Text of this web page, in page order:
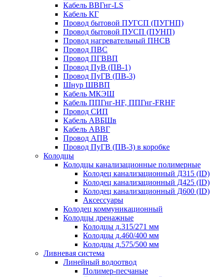
Кабель ВВГнг-LS
Кабель КГ
Провод бытовой ПУГСП (ПУГНП)
Провод бытовой ПУСП (ПУНП)
Провод нагревательный ПНСВ
Провод ПВС
Провод ПГВВП
Провод ПуВ (ПВ-1)
Провод ПуГВ (ПВ-3)
Шнур ШВВП
Кабель МКЭШ
Кабель ППГнг-HF, ППГнг-FRHF
Провод СИП
Кабель АВБШв
Кабель АВВГ
Провод АПВ
Провод ПуГВ (ПВ-3) в коробке
Колодцы
Колодцы канализационные полимерные
Колодец канализационный Д315 (ID)
Колодец канализационный Д425 (ID)
Колодец канализационный Д600 (ID)
Аксессуары
Колодец коммуникационный
Колодцы дренажные
Колодцы д.315/271 мм
Колодцы д.460/400 мм
Колодцы д.575/500 мм
Ливневая система
Линейный водоотвод
Полимер-песчаные